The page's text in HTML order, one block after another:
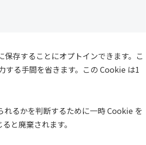
存することにオプトインできます。こ
する手間を省きます。この Cookie は1
るかを判断するために一時 Cookie を
と廃棄されます。